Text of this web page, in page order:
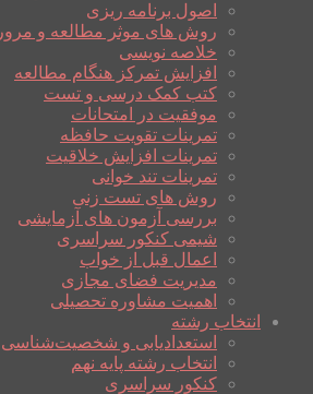
اصول برنامه ریزی
روش های موثر مطالعه و مرور
خلاصه نویسی
افزایش تمرکز هنگام مطالعه
کتب کمک درسی و تست
موفقیت در امتحانات
تمرینات تقویت حافظه
تمرینات افزایش خلاقیت
تمرینات تند خوانی
روش های تست زنی
بررسی آزمون های آزمایشی
شیمی کنکور سراسری
اعمال قبل از خواب
مدیریت فضای مجازی
اهمیت مشاوره تحصیلی
انتخاب رشته
استعدادیابی و شخصیت‌شناسی
انتخاب رشته پایه نهم
کنکور سراسری